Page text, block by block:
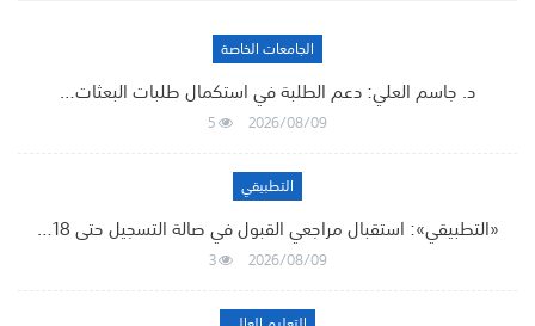
الجامعات الخاصة
د. جاسم العلي: دعم الطلبة في استكمال طلبات البعثات…
2026/08/09
5
التطبيقي
«التطبيقي»: استقبال مراجعي القبول في صالة التسجيل حتى 18…
2026/08/09
3